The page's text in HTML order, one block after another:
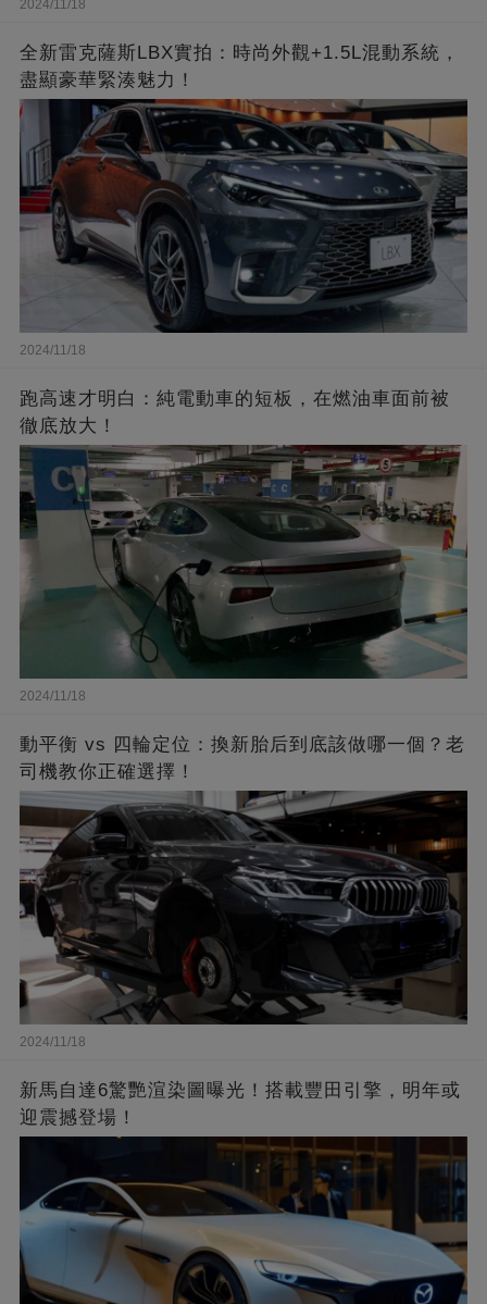
2024/11/18
全新雷克薩斯LBX實拍：時尚外觀+1.5L混動系統，
盡顯豪華緊湊魅力！
2024/11/18
跑高速才明白：純電動車的短板，在燃油車面前被
徹底放大！
2024/11/18
動平衡 vs 四輪定位：換新胎后到底該做哪一個？老
司機教你正確選擇！
2024/11/18
新馬自達6驚艷渲染圖曝光！搭載豐田引擎，明年或
迎震撼登場！